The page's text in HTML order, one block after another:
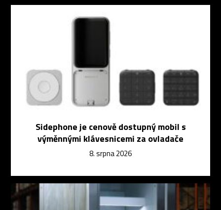
Sidephone je cenově dostupný mobil s
výměnnými klávesnicemi za ovladače
8. srpna 2026